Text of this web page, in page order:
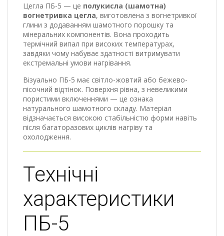
Цегла ПБ-5 — це полукисла (шамотна)
вогнетривка цегла, виготовлена з вогнетривкої
глини з додаванням шамотного порошку та
мінеральних компонентів. Вона проходить
термічний випал при високих температурах,
завдяки чому набуває здатності витримувати
екстремальні умови нагрівання.
Візуально ПБ-5 має світло-жовтий або бежево-
пісочний відтінок. Поверхня рівна, з невеликими
пористими включеннями — це ознака
натурального шамотного складу. Матеріал
відзначається високою стабільністю форми навіть
після багаторазових циклів нагріву та
охолодження.
Технічні
характеристики
ПБ-5